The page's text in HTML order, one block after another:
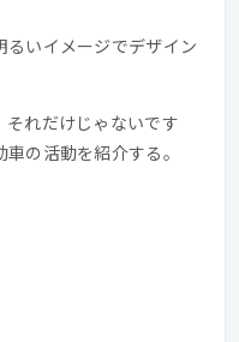
るいイメージでデザイン
それだけじゃないです
の活動を紹介する。